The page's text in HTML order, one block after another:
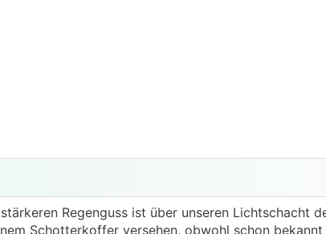
Regenguss ist über unseren Lichtschacht
Schotterkoffer versehen, obwohl schon